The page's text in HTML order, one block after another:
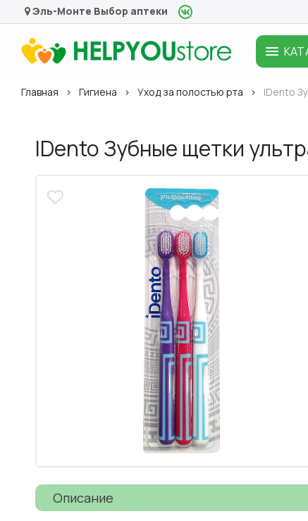
Эль-Монте Выбор аптеки
Главная Гигиена Уход за полостью рта IDento
IDento Зубные щетки
Описание